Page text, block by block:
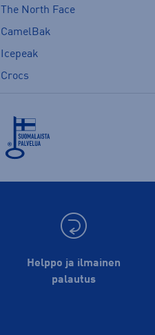
The North Face
CamelBak
Icepeak
Crocs
Helppo ja ilmainen
palautus